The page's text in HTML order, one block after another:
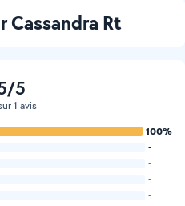
Cassandra Rt
5
1 avis
100%
-
-
-
-